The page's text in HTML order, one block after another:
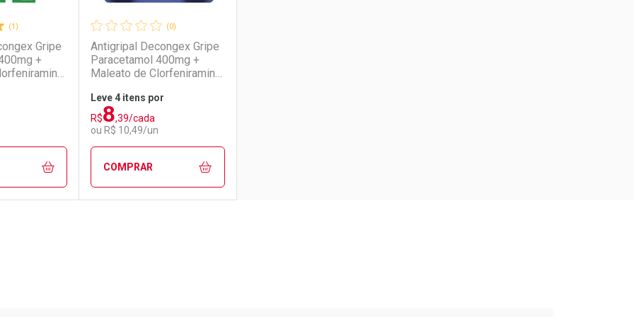
(1)
Gripe
+
(0)
Antigripal Decongex Gripe
Paracetamol 400mg +
Maleato de Clorfeniramina
Fenilefrina 4mg 5
Comprimidos
Leve 4 itens por
R$8,39/cada
ou R$ 10,49/un
COMPRAR